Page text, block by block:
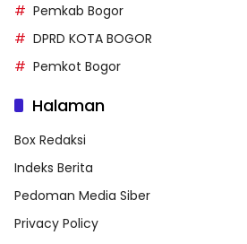
Pemkab Bogor
DPRD KOTA BOGOR
Pemkot Bogor
Halaman
Box Redaksi
Indeks Berita
Pedoman Media Siber
Privacy Policy